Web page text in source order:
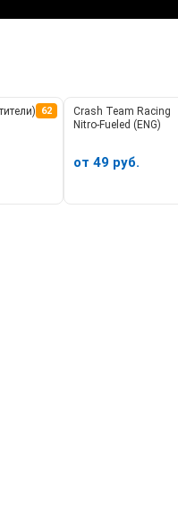
62
Crash Team Racing
Nitro-Fueled (ENG)
от 49 руб.